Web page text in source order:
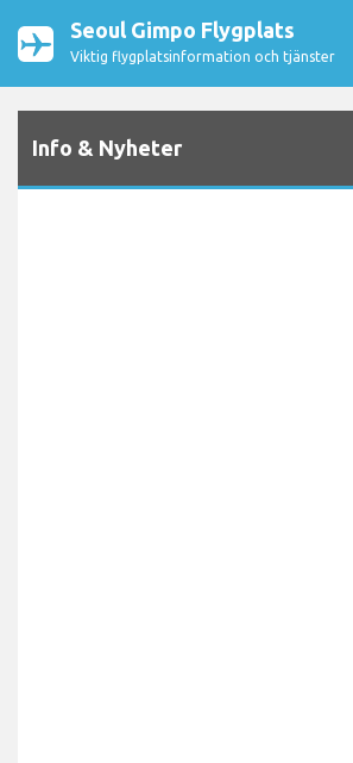
Seoul Gimpo Flygplats
Viktig flygplatsinformation och tjänster
Info & Nyheter